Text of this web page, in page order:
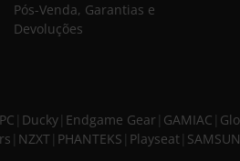
Pós-Venda, Garantias e
Devoluções
Ducky Endgame Gear GAMIAC
NZXT PHANTEKS Playseat